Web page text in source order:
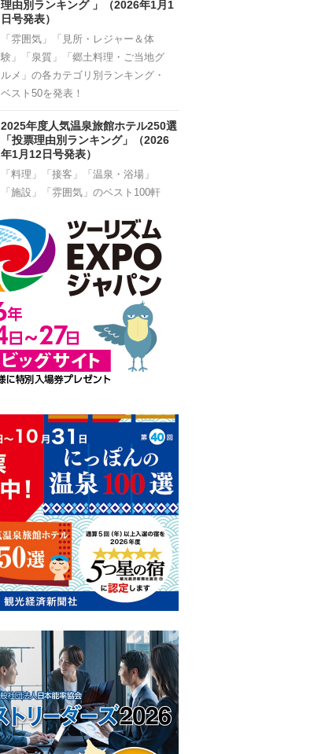
理由別ランキング 」（2026年1月1
日号発表）
「雰囲気」「見所・レジャー＆体
験」「泉質」「郷土料理・ご当地グ
ルメ」の各カテゴリ別ランキング・
ベスト50を発表！
2025年度人気温泉旅館ホテル250選
「投票理由別ランキング」（2026
年1月12日号発表）
「料理」「接客」「温泉・浴場」
「施設」「雰囲気」のベスト100軒